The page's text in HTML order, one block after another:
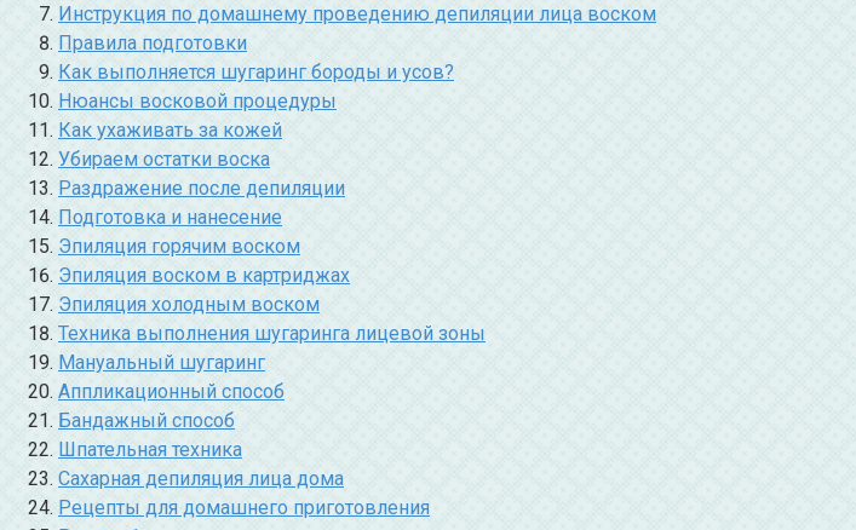
Инструкция по домашнему проведению депиляции лица воском
Правила подготовки
Как выполняется шугаринг бороды и усов?
Нюансы восковой процедуры
Как ухаживать за кожей
Убираем остатки воска
Раздражение после депиляции
Подготовка и нанесение
Эпиляция горячим воском
Эпиляция воском в картриджах
Эпиляция холодным воском
Техника выполнения шугаринга лицевой зоны
Мануальный шугаринг
Аппликационный способ
Бандажный способ
Шпательная техника
Сахарная депиляция лица дома
Рецепты для домашнего приготовления